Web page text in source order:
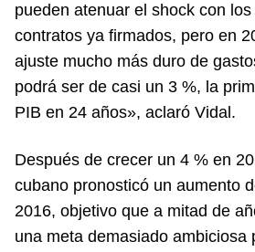
pueden atenuar el shock con
contratos ya firmados, pero en
ajuste mucho más duro de
podrá ser de casi un 3 %, la
PIB en 24 años», aclaró Vidal.
Después de crecer un 4 % en
cubano pronosticó un aumento
2016, objetivo que a mitad de
una meta demasiado ambiciosa